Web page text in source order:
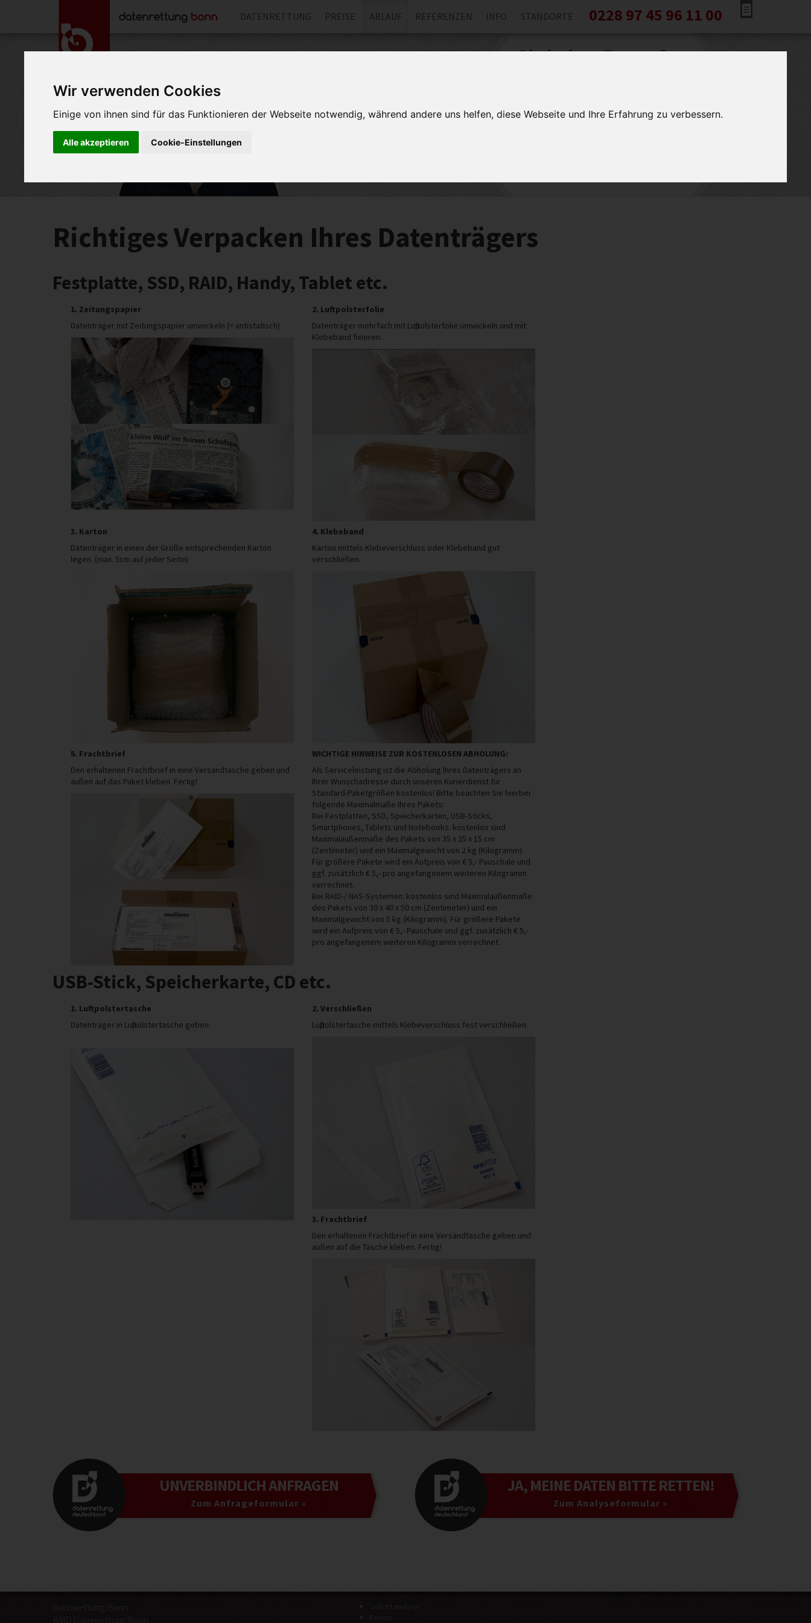
Wir verwenden Cookies
Einige von ihnen sind für das Funktionieren der Webseite notwendig, während andere uns helfen, diese Webseite und Ihre Erfahrung zu verbessern.
Alle akzeptieren Cookie-Einstellungen
0228 97 45 96 11 00
DATENRETTUNG PREISE ABLAUF REFERENZEN INFO STANDORTE
Sie haben Fragen?
Richtiges Verpacken Ihres Datenträgers
Festplatte, SSD, RAID, Handy, Tablet etc.
1. Zeitungspapier
Datenträger mit Zeitungspapier umwickeln (= antistatisch).
2. Luftpolsterfolie
Datenträger mehrfach mit Luftpolsterfolie umwickeln und mit
Klebeband fixieren.
3. Karton
Datenträger in einen der Größe entsprechenden Karton
legen. (max. 5cm auf jeder Seite)
4. Klebeband
Karton mittels Klebeverschluss oder Klebeband gut
verschließen.
5. Frachtbrief
Den erhaltenen Frachtbrief in eine Versandtasche geben und
außen auf das Paket kleben. Fertig!
WICHTIGE HINWEISE ZUR KOSTENLOSEN ABHOLUNG:
Als Serviceleistung ist die Abholung Ihres Datenträgers an
Ihrer Wunschadresse durch unseren Kurierdienst für
Standard-Paketgrößen kostenlos! Bitte beachten Sie hierbei
folgende Maximalmaße Ihres Pakets:
Bei Festplatten, SSD, Speicherkarten, USB-Sticks,
Smartphones, Tablets und Notebooks: kostenlos sind
Maximalaußenmaße des Pakets von 35 x 25 x 15 cm
(Zentimeter) und ein Maximalgewicht von 2 kg (Kilogramm).
Für größere Pakete wird ein Aufpreis von € 5,- Pauschale und
ggf. zusätzlich € 5,- pro angefangenem weiteren Kilogramm
verrechnet.
Bei RAID-/ NAS-Systemen: kostenlos sind Maximalaußenmaße
des Pakets von 30 x 40 x 50 cm (Zentimeter) und ein
Maximalgewicht von 5 kg (Kilogramm). Für größere Pakete
wird ein Aufpreis von € 5,- Pauschale und ggf. zusätzlich € 5,-
pro angefangenem weiteren Kilogramm verrechnet.
USB-Stick, Speicherkarte, CD etc.
1. Luftpolstertasche
Datenträger in Luftpolstertasche geben.
2. Verschließen
Luftpolstertasche mittels Klebeverschluss fest verschließen.
3. Frachtbrief
Den erhaltenen Frachtbrief in eine Versandtasche geben und
außen auf die Tasche kleben. Fertig!
UNVERBINDLICHANFRAGEN
Zum Anfrageformular »
JA, MEINE DATEN BITTE RETTEN!
Zum Analyseformular »
Datenrettung Bonn
RAID Datenrettung Bonn
Sofortanalyse
Preise